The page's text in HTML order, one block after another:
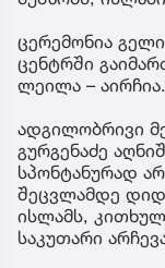
ცერემონია
ცენტრში
ლეილა – აირჩია.
ადგილობრივი
გურგენაძე
სპონტანურად
შეცვლამდე
ისლამს,
საკუთარი